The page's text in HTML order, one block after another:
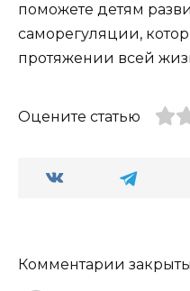
поможете детям
саморегуляции,
протяжении всей
Оцените статью
Комментарии